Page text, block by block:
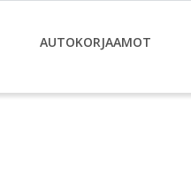
AUTOKORJAAMOT